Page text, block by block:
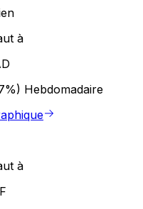
à
Hebdomadaire
à